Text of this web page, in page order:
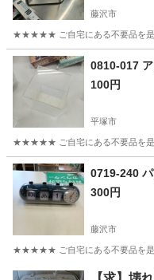
藤沢市
★★★★★ ご自宅にある不要品を是非
神奈川 藤沢市 インテリ
0810-017
100円
平塚市
★★★★★ ご自宅にある不要品を是非
神奈川 平塚市 0719-240
300円
藤沢市
★★★★★ ご自宅にある不要品を是非
神奈川 藤沢市 時計